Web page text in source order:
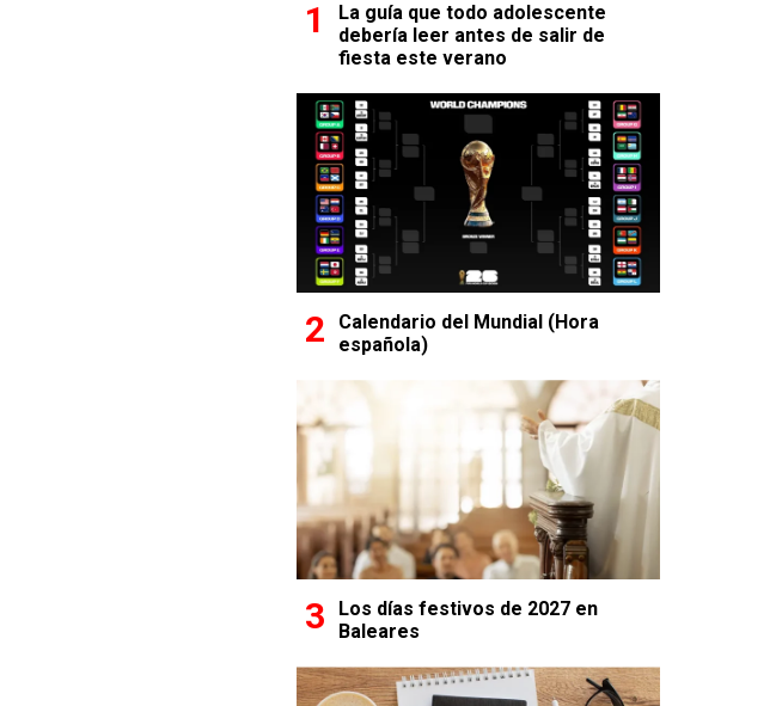
La guía que todo adolescente
debería leer antes de salir de
fiesta este verano
Calendario del Mundial (Hora
española)
Los días festivos de 2027 en
Baleares